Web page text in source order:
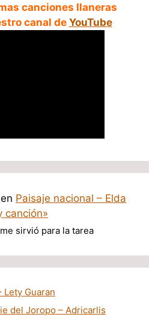
canciones llaneras
canal de YouTube
en Paisaje nacional – Elda
canción»
sirvió para la tarea
Lety Guaran
del Joropo – Adricarlis